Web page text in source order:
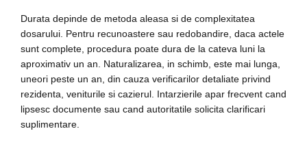
Durata depinde de metoda aleasa si de complexitatea
dosarului. Pentru recunoastere sau redobandire, daca actele
sunt complete, procedura poate dura de la cateva luni la
aproximativ un an. Naturalizarea, in schimb, este mai lunga,
uneori peste un an, din cauza verificarilor detaliate privind
rezidenta, veniturile si cazierul. Intarzierile apar frecvent cand
lipsesc documente sau cand autoritatile solicita clarificari
suplimentare.